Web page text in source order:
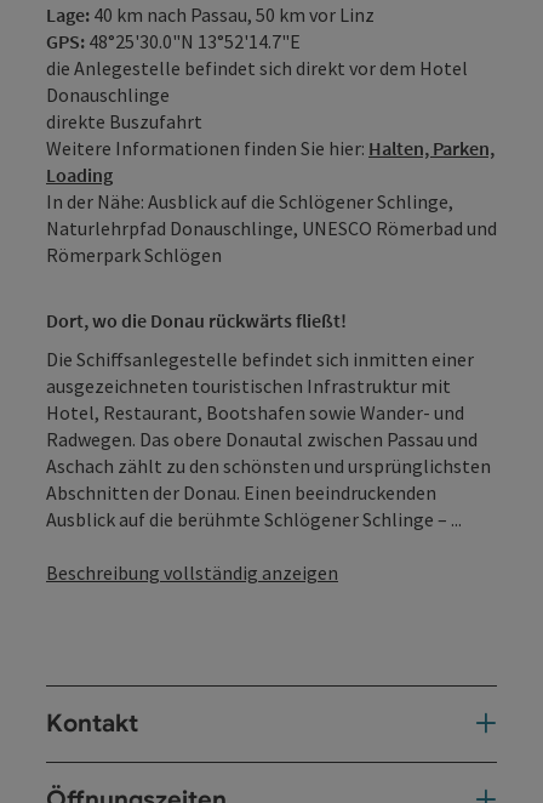
Lage: 40 km nach Passau, 50 km vor Linz
GPS: 48°25'30.0"N 13°52'14.7"E
die Anlegestelle befindet sich direkt vor dem Hotel
Donauschlinge
direkte Buszufahrt
Weitere Informationen finden Sie hier: Halten, Parken,
Loading
In der Nähe: Ausblick auf die Schlögener Schlinge,
Naturlehrpfad Donauschlinge, UNESCO Römerbad und
Römerpark Schlögen
Dort, wo die Donau rückwärts fließt!
Die Schiffsanlegestelle befindet sich inmitten einer
ausgezeichneten touristischen Infrastruktur mit
Hotel, Restaurant, Bootshafen sowie Wander- und
Radwegen. Das obere Donautal zwischen Passau und
Aschach zählt zu den schönsten und ursprünglichsten
Abschnitten der Donau. Einen beeindruckenden
Ausblick auf die berühmte Schlögener Schlinge – ...
Beschreibung vollständig anzeigen
Kontakt